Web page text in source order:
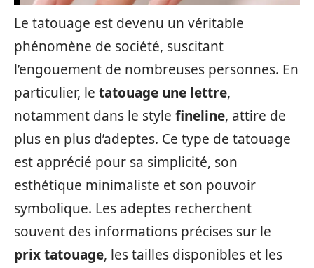
Le tatouage est devenu un véritable
phénomène de société, suscitant
l’engouement de nombreuses personnes. En
particulier, le tatouage une lettre,
notamment dans le style fineline, attire de
plus en plus d’adeptes. Ce type de tatouage
est apprécié pour sa simplicité, son
esthétique minimaliste et son pouvoir
symbolique. Les adeptes recherchent
souvent des informations précises sur le
prix tatouage, les tailles disponibles et les